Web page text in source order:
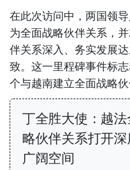
在此次访问中，两国领
为全面战略伙伴关系，
伴关系深入、务实发展
致。这一里程碑事件标
个与越南建立全面战略伙
丁全胜大使：越
略伙伴关系打开
广阔空间